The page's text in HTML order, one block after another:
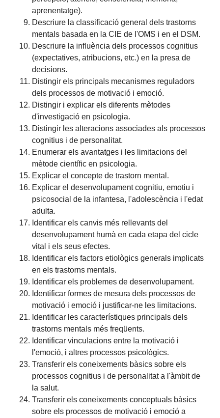
aprenentatge).
Descriure la classificació general dels trastorns
mentals basada en la CIE de l'OMS i en el DSM.
Descriure la influència dels processos cognitius
(expectatives, atribucions, etc.) en la presa de
decisions.
Distingir els principals mecanismes reguladors
dels processos de motivació i emoció.
Distingir i explicar els diferents mètodes
d'investigació en psicologia.
Distingir les alteracions associades als processos
cognitius i de personalitat.
Enumerar els avantatges i les limitacions del
mètode científic en psicologia.
Explicar el concepte de trastorn mental.
Explicar el desenvolupament cognitiu, emotiu i
psicosocial de la infantesa, l'adolescència i l'edat
adulta.
Identificar els canvis més rellevants del
desenvolupament humà en cada etapa del cicle
vital i els seus efectes.
Identificar els factors etiològics generals implicats
en els trastorns mentals.
Identificar els problemes de desenvolupament.
Identificar formes de mesura dels processos de
motivació i emoció i justificar-ne les limitacions.
Identificar les característiques principals dels
trastorns mentals més freqüents.
Identificar vinculacions entre la motivació i
l'emoció, i altres processos psicològics.
Transferir els coneixements bàsics sobre els
processos cognitius i de personalitat a l'àmbit de
la salut.
Transferir els coneixements conceptuals bàsics
sobre els processos de motivació i emoció a